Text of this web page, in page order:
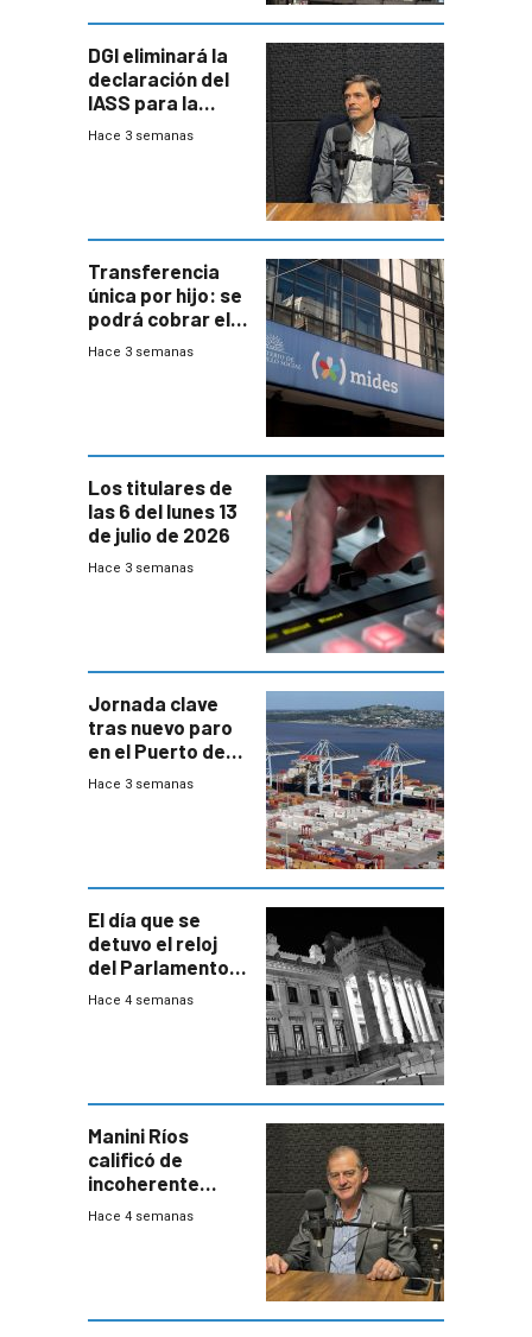
DGI eliminará la
declaración del
IASS para la
mayoría de los
Hace 3 semanas
Transferencia
única por hijo: se
podrá cobrar el
100% en efectivo
Hace 3 semanas
Los titulares de
las 6 del lunes 13
de julio de 2026
Hace 3 semanas
Jornada clave
tras nuevo paro
en el Puerto de
Montevideo
Hace 3 semanas
El día que se
detuvo el reloj
del Parlamento
para negociar
Hace 4 semanas
Manini Ríos
calificó de
incoherente
decisión de
Hace 4 semanas